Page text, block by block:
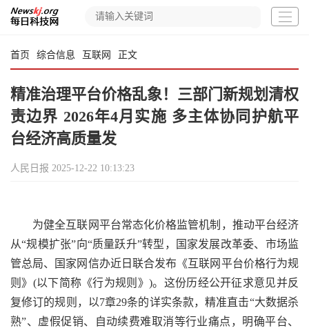
首页 综合信息 互联网 正文
精准治理平台价格乱象！三部门新规划清权
责边界 2026年4月实施 多主体协同护航平
台经济高质量发
人民日报 2025-12-22 10:13:23
为健全互联网平台常态化价格监管机制，推动平台经济
从“规模扩张”向“质量跃升”转型，国家发展改革委、市场监
管总局、国家网信办近日联合发布《互联网平台价格行为规
则》(以下简称《行为规则》)。这份历经公开征求意见并反
复修订的规则，以7章29条的详实条款，精准直击“大数据杀
熟”、虚假促销、自动续费难取消等行业痛点，明确平台、